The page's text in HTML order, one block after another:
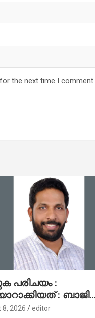
the next time I comment.
പരിചയം :
: ബാജി
ഡാലസ്
8, 2026 editor